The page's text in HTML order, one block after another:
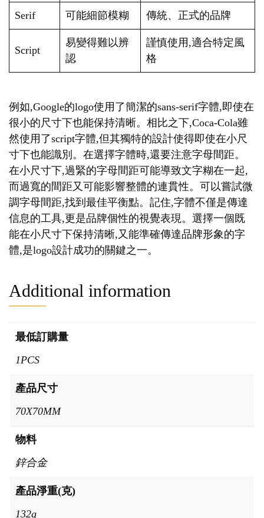
Serif 可能細節模糊 傳統、正式的品牌
Script
易變得難以辨
認
謹慎使用,適合特定風
格
例如,Google的logo使用了簡潔的sans-serif字體,即使在
很小的尺寸下也能保持清晰。相比之下,Coca-Cola雖
然使用了script字體,但其獨特的設計使得即使在小尺
寸下也能識別。在選擇字體時,還要注意字母間距。
在小尺寸下,過緊的字母間距可能導致文字糊在一起,
而過寬的間距又可能影響整體的連貫性。可以嘗試微
調字母間距,找到最佳平衡點。記住,字體不僅是傳達
信息的工具,更是品牌個性的視覺表現。選擇一個既
能在小尺寸下保持清晰,又能準確傳達品牌形象的字
體,是logo設計成功的關鍵之一。
Additional information
最低訂購量
1PCS
產品尺寸
70X70MM
物料
鋅合金
產品淨重(克)
132g